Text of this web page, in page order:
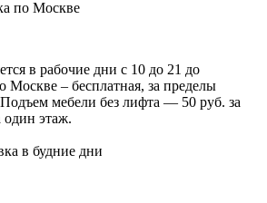
в рабочие дни с 10 до 21 до
Москве – бесплатная, за пределы
мебели без лифта — 50 руб. за
один этаж.